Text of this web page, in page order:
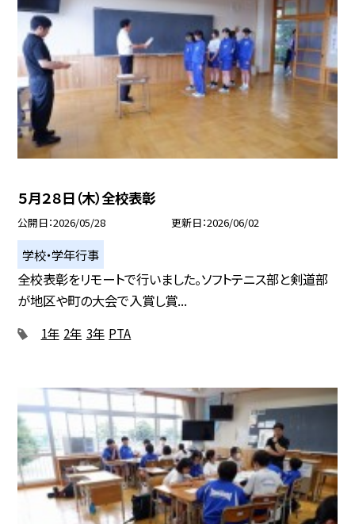
５月２８日（木）全校表彰
公開日 2026/05/28 更新日 2026/06/02
学校・学年行事
全校表彰をリモートで行いました。ソフトテニス部と剣道部
が地区や町の大会で入賞し賞...
1年 2年 3年 PTA